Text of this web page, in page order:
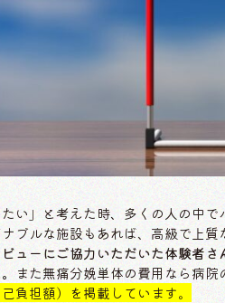
たい」と考えた時、多くの人の中
ブルな施設もあれば、高級で上
ューにご協力いただいた体験者
また無痛分娩単体の費用なら病院
負担額）を掲載しています。